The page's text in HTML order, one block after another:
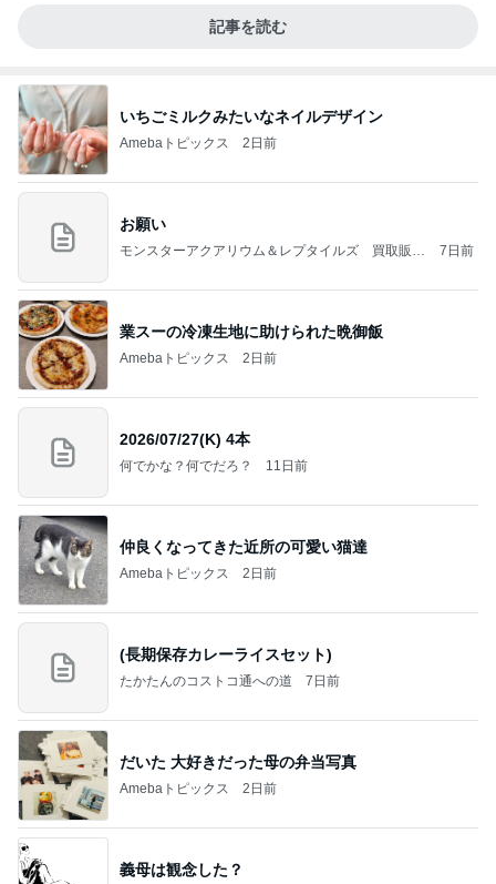
記事を読む
いちごミルクみたいなネイルデザイン
Amebaトピックス 2日前
お願い
モンスターアクアリウム＆レプタイルズ 買取販売
7日前
業スーの冷凍生地に助けられた晩御飯
Amebaトピックス 2日前
2026/07/27(K) 4本
何でかな？何でだろ？ 11日前
仲良くなってきた近所の可愛い猫達
Amebaトピックス 2日前
(長期保存カレーライスセット)
たかたんのコストコ通への道 7日前
だいた 大好きだった母の弁当写真
Amebaトピックス 2日前
義母は観念した？